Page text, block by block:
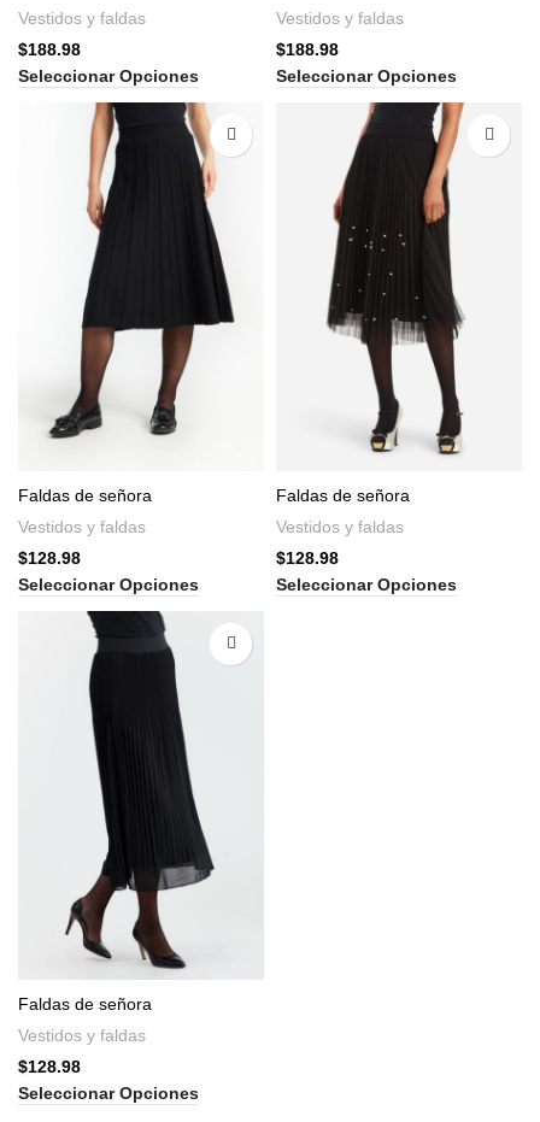
Vestidos y faldas
$188.98
Seleccionar Opciones
Vestidos y faldas
$188.98
Seleccionar Opciones
Faldas de señora
Vestidos y faldas
$128.98
Seleccionar Opciones
Faldas de señora
Vestidos y faldas
$128.98
Seleccionar Opciones
Faldas de señora
Vestidos y faldas
$128.98
Seleccionar Opciones